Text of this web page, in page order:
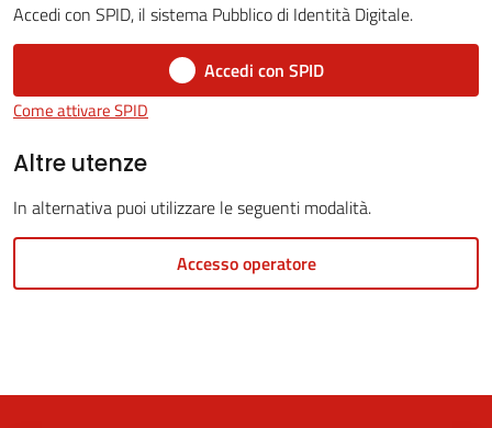
5x1000
Servizi
line
Tutti
argomenti
Accedi con SPID, il sistema Pubblico di Identità Digitale.
Accedi con SPID
Come attivare SPID
Altre utenze
In alternativa puoi utilizzare le seguenti modalità.
Accesso operatore